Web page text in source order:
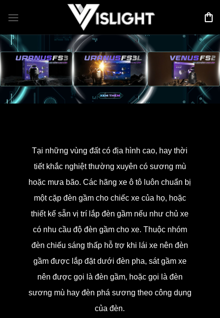
qua
dung
Tại những vùng đất có địa hình cao, hay thời
tiết khắc nghiệt thường xuyên có sương mù
hoặc mưa bão. Các hãng xe ô tô luôn chuẩn bị
một cặp đèn gầm cho chiếc xe của họ, hoặc
thiết kế sẵn vị trí lắp đèn gầm nếu như chủ xe
có nhu cầu độ đèn gầm cho xe. Thuộc nhóm
đèn chiếu sáng thấp hỗ trợ khi lái xe nên đèn
gầm được lắp đặt dưới đèn pha, sát gầm xe
nên được gọi là đèn gầm, hoặc gọi là đèn
sương mù hay đèn phá sương theo công dụng
của đèn.